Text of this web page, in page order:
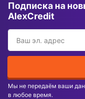
Подписка на
AlexCredit
Мы не передаём ваши
в любое время.